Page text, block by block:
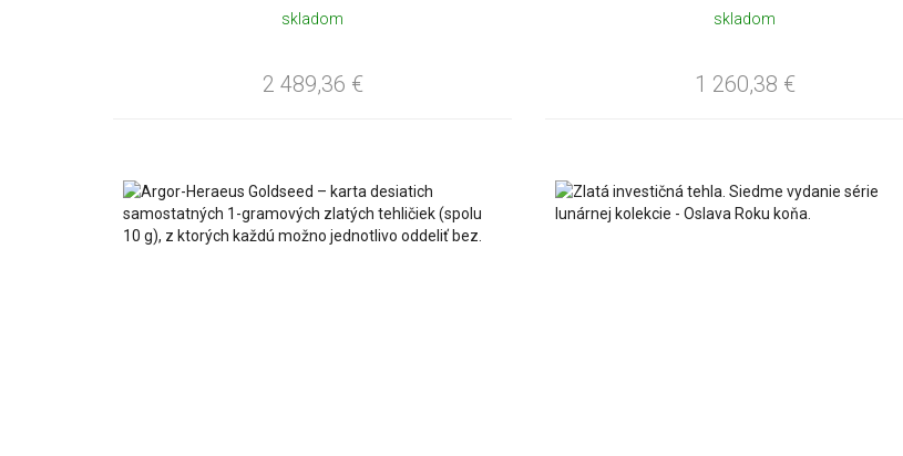
skladom
2 489,36 €
skladom
1 260,38 €